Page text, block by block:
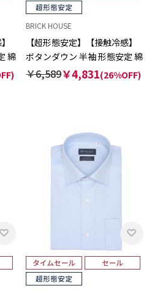
綿
BRICK HOUSE
【超形態安定】【接触冷感】
ボタンダウン 半袖 形態安定 綿
100% ワイシャツ
￥6,589￥4,831(26%OFF)